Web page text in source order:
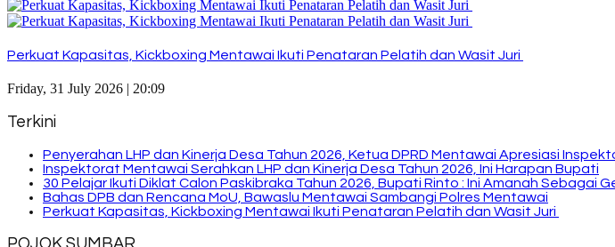
Perkuat Kapasitas, Kickboxing Mentawai Ikuti Penataran Pelatih dan Wasit Juri
Friday, 31 July 2026 | 20:09
Terkini
Penyerahan LHP dan Kinerja Desa Tahun 2026, Ketua DPRD Mentawai Apresiasi
Inspektorat Mentawai Serahkan LHP dan Kinerja Desa Tahun 2026, Ini Harapan Bupati
30 Pelajar Ikuti Diklat Calon Paskibraka Tahun 2026, Bupati Rinto : Ini Amanah Sebagai
Bahas DPB dan Rencana MoU, Bawaslu Mentawai Sambangi Polres Mentawai
Perkuat Kapasitas, Kickboxing Mentawai Ikuti Penataran Pelatih dan Wasit Juri
POJOK SUMBAR